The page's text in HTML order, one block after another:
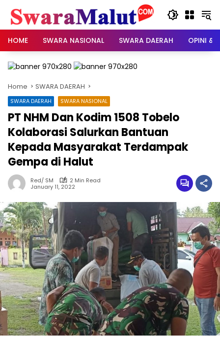
content
HOME
SWARA NASIONAL SWARA DAERAH OPINI &
Home SWARA DAERAH
SWARA DAERAH SWARA NASIONAL
PT NHM Dan Kodim 1508 Tobelo
Kolaborasi Salurkan Bantuan
Kepada Masyarakat Terdampak
Gempa di Halut
Red/ SM
2 Min Read
January 11, 2022